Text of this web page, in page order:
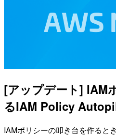
[アップデート] IAM
るIAM Policy
IAMポリシーの叩き台を作ると